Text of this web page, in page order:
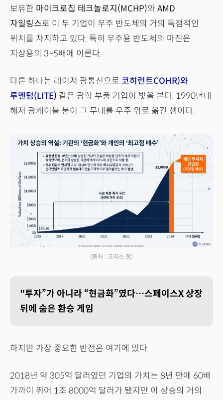
보유한 마이크로칩 테크놀로지(MCHP)와 AMD
자일링스로 이 두 기업이 우주 반도체의 거의 독점적인
위치를 차지하고 있다. 특히 우주용 반도체의 마진은
지상용의 3~5배에 이른다.
다른 하나는 레이저 광통신으로 코히런트COHR)와
루멘텀(LITE) 같은 광학 부품 기업이 빛을 본다. 1990년대
해저 광케이블 붐이 그 무대를 우주 위로 옮긴 셈이다.
(출처 : 크리스 정)
"투자”가 아니라 “현금화”였다…스페이스X 상장
뒤에 숨은 환승 게임
하지만 가장 중요한 반전은 여기에 있다.
2018년 약 305억 달러였던 기업의 가치는 8년 만에 60배
가까이 뛰어 1조 8000억 달러가 됐지만 이 상승의 거의